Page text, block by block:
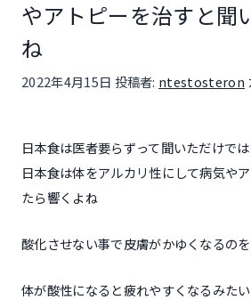
やアトピーを治すと聞
ね
投稿日:
2022年4月15日 投稿者: ntestosteron
日本食は医者要らずって聞いただけでは
日本食は体をアルカリ性にして病気や
たら響くよね
酸化させない事で皮膚がかゆくなるの
体が酸性になると疲れやすくなるみたい